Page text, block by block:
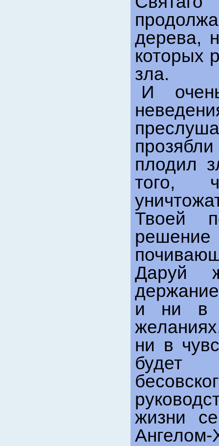
дерева,
которых
зла.
И
плодил
того,
Твоей
Даруй
и ни в
ни в
будет
жизни